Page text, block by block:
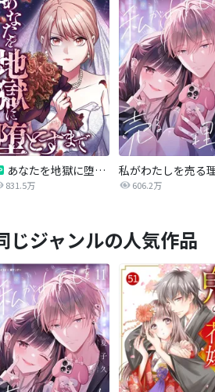
あなたを地獄に堕とすまで
831.5万
私がわたしを売る
606.2万
じジャンルの人気作品